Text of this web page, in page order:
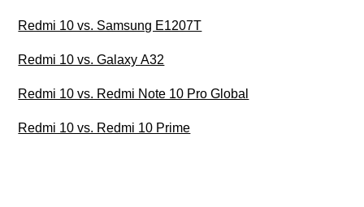
Redmi 10 vs. Samsung E1207T
Redmi 10 vs. Galaxy A32
Redmi 10 vs. Redmi Note 10 Pro Global
Redmi 10 vs. Redmi 10 Prime